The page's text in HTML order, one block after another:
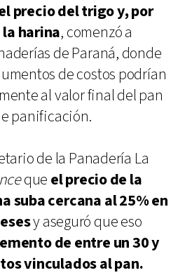
precio del trigo y, por
harina, comenzó a
de Paraná, donde
de costos podrían
al valor final del pan
panificación.
de la Panadería La
que el precio de la
suba cercana al 25% en
y aseguró que eso
de entre un 30 y
vinculados al pan.